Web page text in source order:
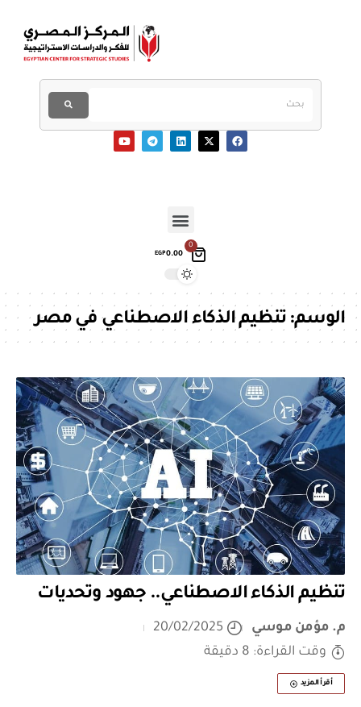
0
EGP0.00
الوسم:تنظيم الذكاء الاصطناعي في مصر
تنظيم الذكاء الاصطناعي.. جهود وتحديات
م. مؤمن موسي
20/02/2025
وقت القراءة: 8 دقيقة
أقرأ المزيد